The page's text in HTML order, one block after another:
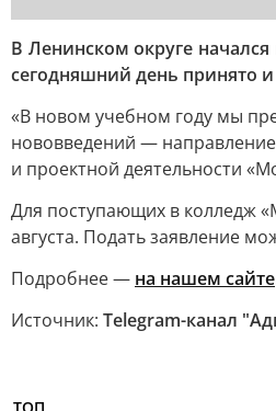
В Ленинском округе
сегодняшний день принято
«В новом учебном году мы
нововведений —
и проектной деятельности
Для поступающих в колледж
августа. Подать заявление
Подробнее — на нашем сайте
Источник: Telegram-канал